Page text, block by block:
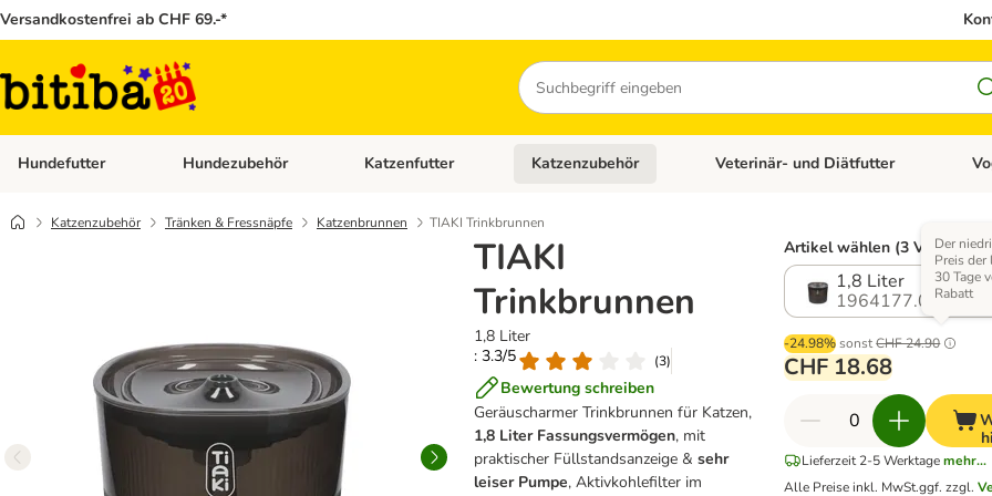
Versandkostenfrei ab CHF 69.-*
Suchen
Hundefutter Kategorie-Menü öffnen: Hundefutter
Hundezubehör Kategorie-Menü öffnen: Hundezubehör
Katzenfutter Kategorie-Menü öffnen: Katzenfutter
Katzenzubehör Kategorie-Menü öffnen: Katzenzubehör
Veterinär- und Diätfutter
Katzenzubehör Tränken & Fressnäpfe Katzenbrunnen TIAKI Trinkbrunnen
TIAKI
Trinkbrunnen
1,8 Liter
: 3.3/5
(3)
Bewertung schreiben
Geräuscharmer Trinkbrunnen für Katzen,
1,8 Liter Fassungsvermögen, mit
praktischer Füllstandsanzeige & sehr
leiser Pumpe, Aktivkohlefilter im
Artikel wählen (3 Varianten)
1,8 Liter
1964177.0
-24.98% sonstCHF 24.90
Der
Preis der
30 Tage
Rabatt
CHF 18.68
Lieferzeit 2-5 Werktage mehr...
Alle Preise inkl. MwSt.ggf. zzgl.